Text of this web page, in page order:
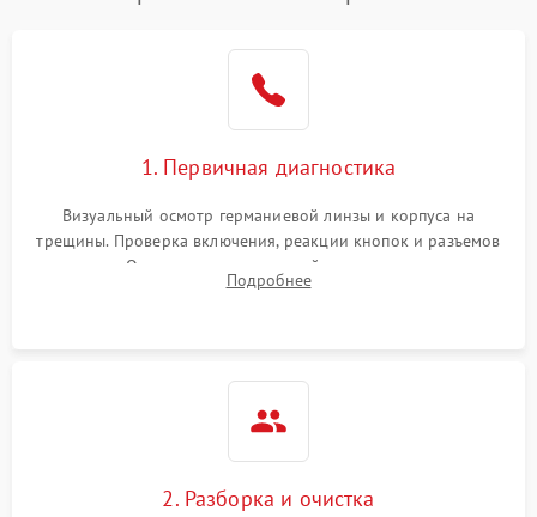
1. Первичная диагностика
Визуальный осмотр германиевой линзы и корпуса на
трещины. Проверка включения, реакции кнопок и разъемов
зарядки. Оценка вывода тепловой сигнатуры на экран,
проверка базовых функций и считывание системных
Подробнее
2. Разборка и очистка